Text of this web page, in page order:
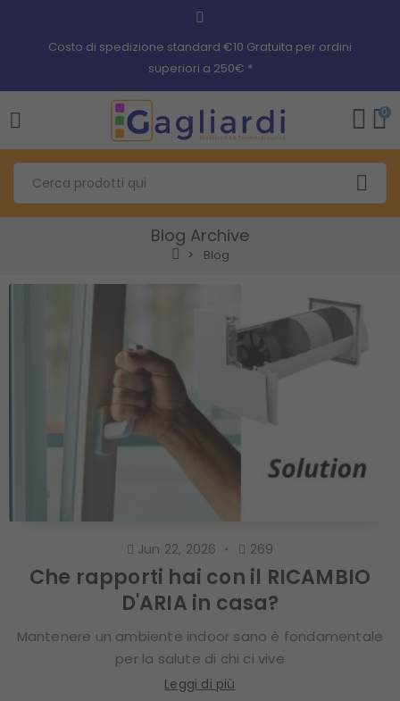
Costo di spedizione standard €10 Gratuita per ordini
superiori a 250€ *
0
Blog Archive
Blog
Jun 22, 2026 269
Che rapporti hai con il RICAMBIO
D'ARIA in casa?
Mantenere un ambiente indoor sano è fondamentale
per la salute di chi ci vive
Leggi di più